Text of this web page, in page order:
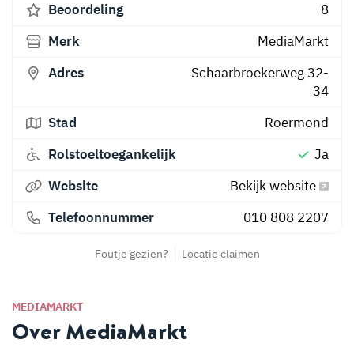
MEDIAMARKT
Over MediaMarkt
Beoordeling
8
Merk
MediaMarkt
Adres
Schaarbroekerweg 32-
34
Stad
Roermond
Rolstoeltoegankelijk
Ja
Website
Bekijk website
Telefoonnummer
010 808 2207
Foutje gezien? Locatie claimen